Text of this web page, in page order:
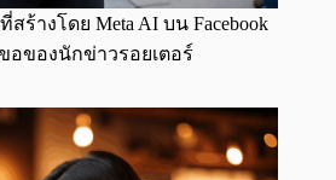
ร้างโดย Meta AI บน Facebook
ขอของนักข่าวรอยเตอร์